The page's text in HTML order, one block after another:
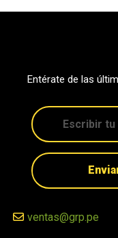
Entérate de las
ventas@grp.pe